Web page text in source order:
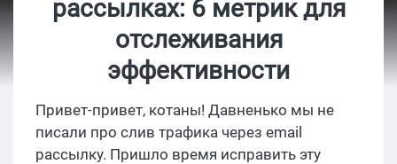
рассылках: 6 метрик для
отслеживания
эффективности
Привет-привет, котаны! Давненько мы не
писали про слив трафика через email
рассылку. Пришло время исправить эту